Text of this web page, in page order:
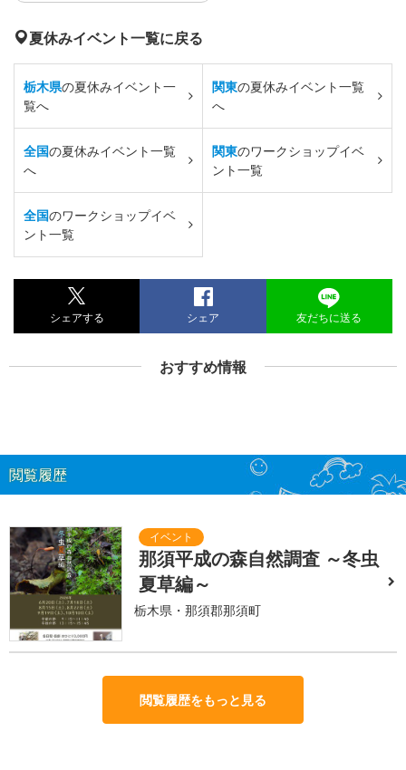
夏休みイベント一覧に戻る
栃木県の夏休みイベント一
覧へ
関東の夏休みイベント一覧
へ
全国の夏休みイベント一覧
へ
関東のワークショップイベ
ント一覧
全国のワークショップイベ
ント一覧
シェアする シェア 友だちに送る
おすすめ情報
閲覧履歴
那須平成の森自然調査 ～冬虫
夏草編～
栃木県・那須郡那須町
閲覧履歴をもっと見る